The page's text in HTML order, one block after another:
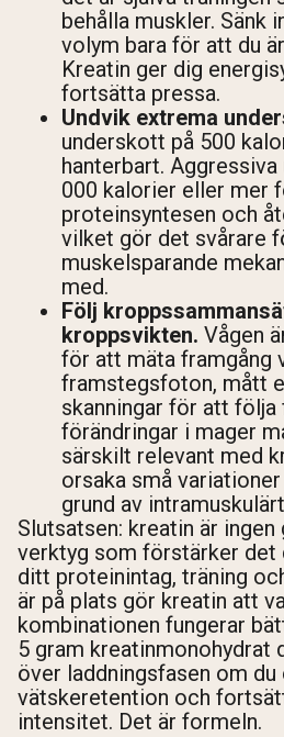
behålla muskler. Sänk
volym bara för att du
Kreatin ger dig
fortsätta pressa.
Undvik extrema
underskott på 500
hanterbart.
000 kalorier eller mer
proteinsyntesen och
vilket gör det svårare
muskelsparande
med.
Följ
kroppsvikten. Vågen
för att mäta framgång
framstegsfoton, mått
skanningar för att
förändringar i mager
särskilt relevant med
orsaka små
grund av
Slutsatsen: kreatin är ingen
verktyg som förstärker det
ditt proteinintag, träning
är på plats gör kreatin att
kombinationen fungerar
5 gram kreatinmonohydrat
över laddningsfasen om
vätskeretention och
intensitet. Det är formeln.